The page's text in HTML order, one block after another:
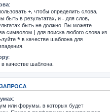
+, чтобы определить слова,
быть в результатах, и - для слов,
быть не должно. Вы можете
символом | для поиска любого слова из
* в качестве шаблона для
качестве шаблона.
или форумы, в которых будет